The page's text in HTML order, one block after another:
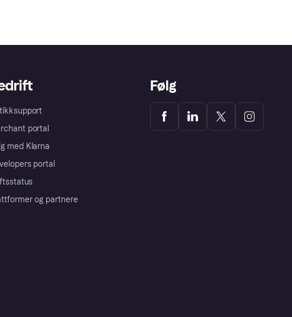
portal
med Klarna
portal
og partnere
Følg